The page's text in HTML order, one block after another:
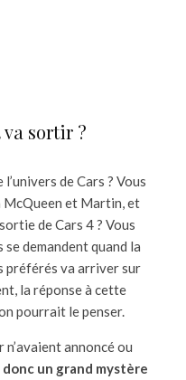
va sortir ?
de Cars ? Vous
McQueen et Martin, et
de Cars 4 ? Vous
se demandent quand la
préférés va arriver sur
la réponse à cette
pourrait le penser.
annoncé ou
donc un grand mystère